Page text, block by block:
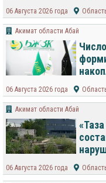
06 Августа 2026 года
Акимат области Абай
06 Августа 2026 года
Акимат области Абай
06 Августа 2026 года